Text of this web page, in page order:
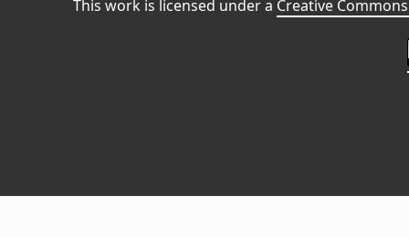
This work is licensed under a Creative